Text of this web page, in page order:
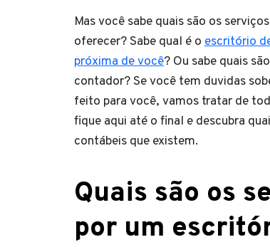
Mas você sabe quais são os
oferecer? Sabe qual é o escritório
próxima de você? Ou sabe quais
contador? Se você tem duvidas
feito para você, vamos tratar de
fique aqui até o final e descubra
contábeis que existem.
Quais são os
por um